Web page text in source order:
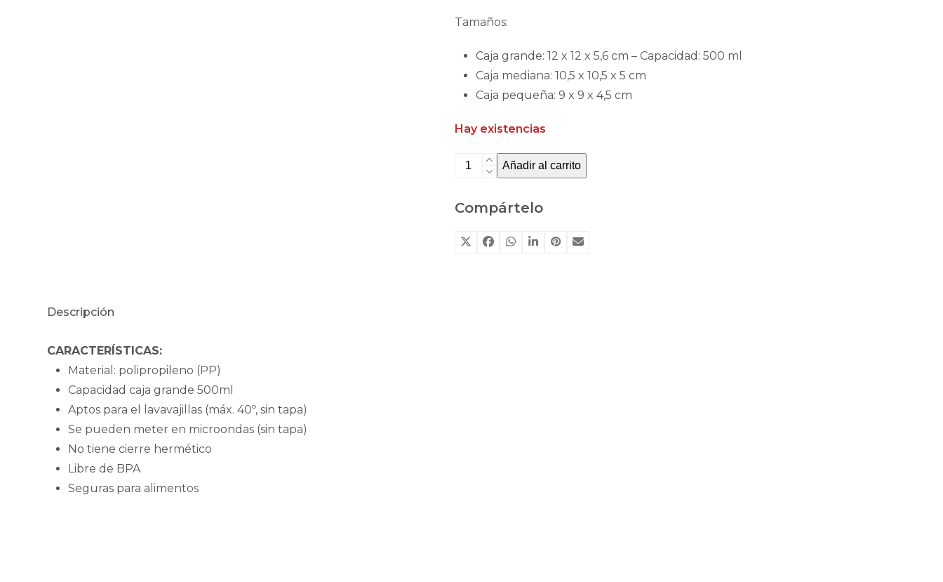
Tamaños:
Caja grande: 12 x 12 x 5,6 cm – Capacidad: 500 ml
Caja mediana: 10,5 x 10,5 x 5 cm
Caja pequeña: 9 x 9 x 4,5 cm
Hay existencias
de
Tutete
Añadir al carrito
Compártelo
Descripción
CARACTERÍSTICAS:
Material: polipropileno (PP)
Capacidad caja grande 500ml
Aptos para el lavavajillas (máx. 40º, sin tapa)
Se pueden meter en microondas (sin tapa)
No tiene cierre hermético
Libre de BPA
Seguras para alimentos